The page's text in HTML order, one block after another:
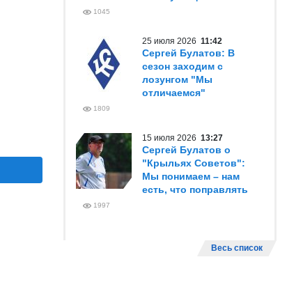
1045
25 июля 2026 11:42
Сергей Булатов: В
сезон заходим с
лозунгом "Мы
отличаемся"
1809
15 июля 2026 13:27
Сергей Булатов о
"Крыльях Советов":
Мы понимаем – нам
есть, что поправлять
1997
Весь список